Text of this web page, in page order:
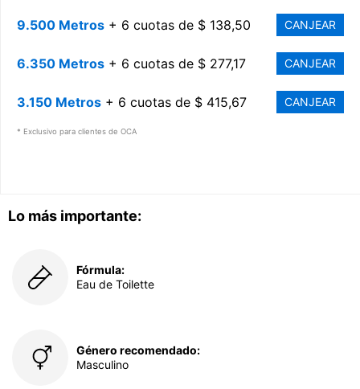
Lo más importante:
Fórmula:
Eau de Toilette
Género recomendado:
Masculino
9.500 Metros + 6 cuotas de $ 138,50 CANJEAR
6.350 Metros + 6 cuotas de $ 277,17 CANJEAR
3.150 Metros + 6 cuotas de $ 415,67 CANJEAR
* Exclusivo para clientes de OCA